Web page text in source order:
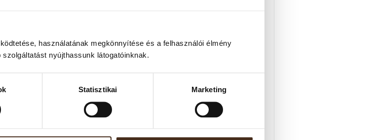
használatának megkönnyítése és a felhasználói élmény
nyújthassunk látogatóinknak.
Statisztikai Marketing
gyors, tiszta, kényelmes – és
nagyon finom is. De nem
Az instant kávéról sokáig azt gondoltuk:
prémium kategóriás instant kávék újraírják